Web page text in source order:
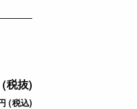
税抜)
(税込)